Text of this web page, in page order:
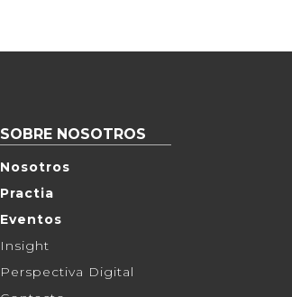
SOBRE NOSOTROS
Nosotros
Practia
Eventos
Insight
Perspectiva Digital